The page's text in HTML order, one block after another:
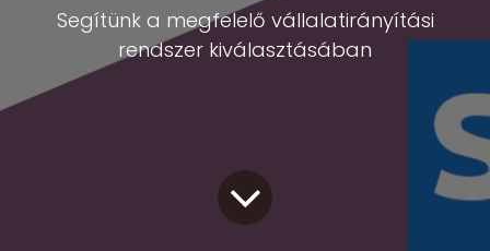
Segítünk a megfelelő vállalatirányítási
rendszer kiválasztásában